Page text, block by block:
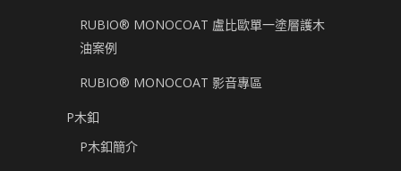
RUBIO® MONOCOAT 盧比歐單一塗層護木
油案例
RUBIO® MONOCOAT 影音專區
P木釦
P木釦簡介